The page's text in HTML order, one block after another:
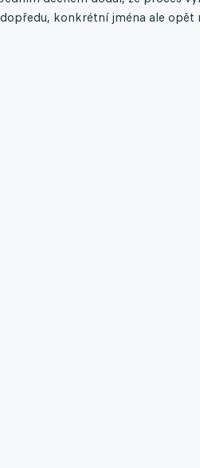
dopředu, konkrétní jména ale opět